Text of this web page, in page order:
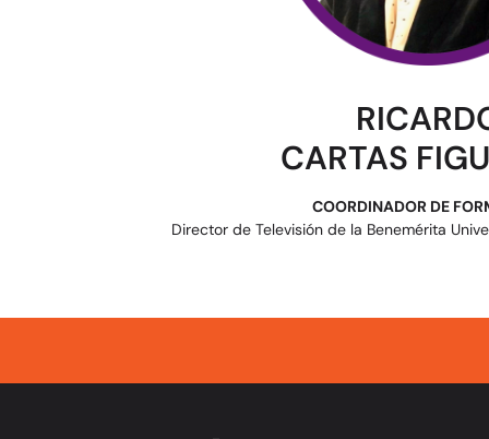
CARTAS
COORDINADOR DE
Director de Televisión de la Benemérita